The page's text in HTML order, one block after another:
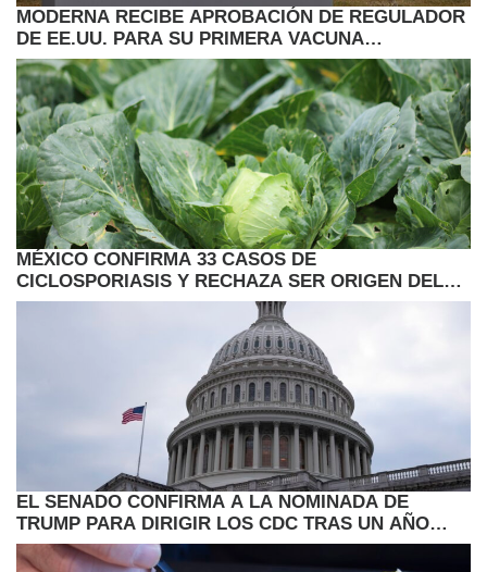
MODERNA RECIBE APROBACIÓN DE REGULADOR
DE EE.UU. PARA SU PRIMERA VACUNA
ANTIGRIPAL ARNM
MÉXICO CONFIRMA 33 CASOS DE
CICLOSPORIASIS Y RECHAZA SER ORIGEN DEL
BROTE EN EE.UU.
EL SENADO CONFIRMA A LA NOMINADA DE
TRUMP PARA DIRIGIR LOS CDC TRAS UN AÑO
VACANTE